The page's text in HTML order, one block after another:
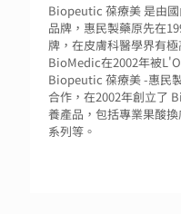
Biopeutic 葆療美 是由
品牌，惠民製藥原先在
牌，在皮膚科醫學界有
BioMedic在2002年被
Biopeutic 葆療美 -惠民
合作，在2002年創立了
養產品，包括專業果酸
系列等。